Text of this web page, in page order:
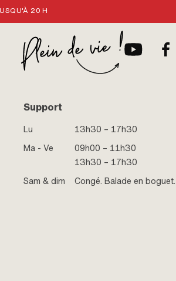
20 H
Support
Lu
13h30 – 17h30
Ma - Ve
09h00 – 11h30
13h30 – 17h30
Sam & dim
Congé. Balade en boguet.